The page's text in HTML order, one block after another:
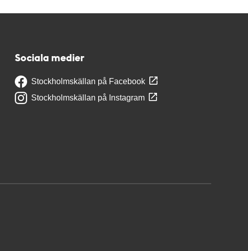
Sociala medier
Stockholmskällan på Facebook
Stockholmskällan på Instagram